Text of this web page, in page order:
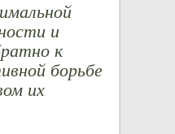
и
к
борьбе
их